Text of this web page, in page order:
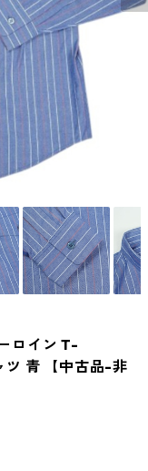
ロイン T-
ツ 青 【中古品-非